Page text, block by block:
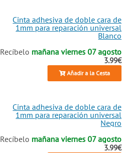
Cinta adhesiva de doble cara de
1mm para reparación universal
Blanco
Recíbelo mañana viernes 07 agosto
3.99€
Añadir a la Cesta
Cinta adhesiva de doble cara de
1mm para reparación universal
Negro
Recíbelo mañana viernes 07 agosto
3.99€